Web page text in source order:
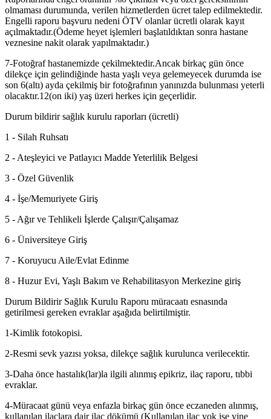
olmaması durumunda, verilen hizmetlerden ücret talep edilmektedir.
Engelli raporu başvuru nedeni ÖTV olanlar ücretli olarak kayıt
açılmaktadır.(Ödeme heyet işlemleri başlatıldıktan sonra hastane
veznesine nakit olarak yapılmaktadır.)
7-Fotoğraf hastanemizde çekilmektedir.Ancak birkaç gün önce
dilekçe için gelindiğinde hasta yaşlı veya gelemeyecek durumda ise
son 6(altı) ayda çekilmiş bir fotoğrafının yanınızda bulunması yeterli
olacaktır.12(on iki) yaş üzeri herkes için geçerlidir.
Durum bildirir sağlık kurulu raporları (ücretli)
1 - Silah Ruhsatı
2 - Ateşleyici ve Patlayıcı Madde Yeterlilik Belgesi
3 - Özel Güvenlik
4 - İşe/Memuriyete Giriş
5 - Ağır ve Tehlikeli İşlerde Çalışır/Çalışamaz
6 - Üniversiteye Giriş
7 - Koruyucu Aile/Evlat Edinme
8 - Huzur Evi, Yaşlı Bakım ve Rehabilitasyon Merkezine giriş
Durum Bildirir Sağlık Kurulu Raporu müracaatı esnasında
getirilmesi gereken evraklar aşağıda belirtilmiştir.
1-Kimlik fotokopisi.
2-Resmi sevk yazısı yoksa, dilekçe sağlık kurulunca verilecektir.
3-Daha önce hastalık(lar)la ilgili alınmış epikriz, ilaç raporu, tıbbi
evraklar.
4-Müracaat günü veya enfazla birkaç gün önce eczaneden alınmış,
kullanılan ilaçlara dair ilaç dökümü (Kullanılan ilaç yok ise yine